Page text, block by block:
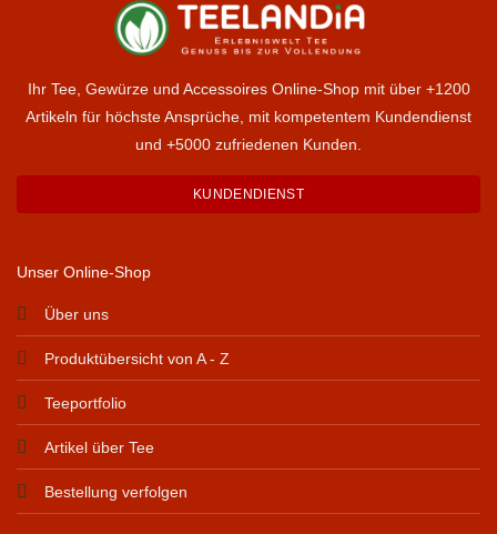
Ihr Tee, Gewürze und Accessoires Online-Shop mit über +1200
Artikeln für höchste Ansprüche, mit kompetentem Kundendienst
und +5000 zufriedenen Kunden.
KUNDENDIENST
Unser Online-Shop
Über uns
Produktübersicht von A - Z
Teeportfolio
Artikel über Tee
Bestellung verfolgen